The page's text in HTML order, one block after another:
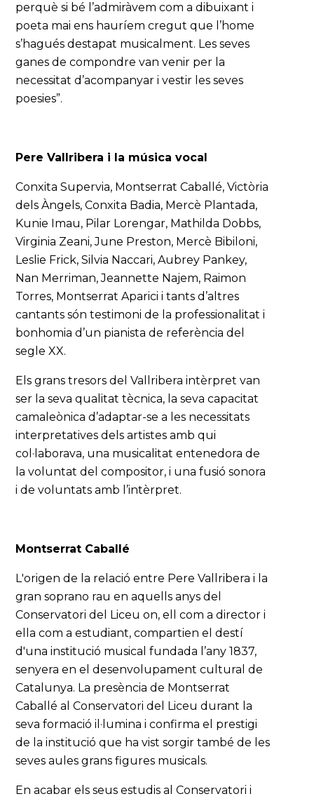
perquè si bé l’admiràvem com a dibuixant i
poeta mai ens hauríem cregut que l’home
s’hagués destapat musicalment. Les seves
ganes de compondre van venir per la
necessitat d’acompanyar i vestir les seves
poesies”.
Pere Vallribera i la música vocal
Conxita Supervia, Montserrat Caballé, Victòria
dels Àngels, Conxita Badia, Mercè Plantada,
Kunie Imau, Pilar Lorengar, Mathilda Dobbs,
Virginia Zeani, June Preston, Mercè Bibiloni,
Leslie Frick, Silvia Naccari, Aubrey Pankey,
Nan Merriman, Jeannette Najem, Raimon
Torres, Montserrat Aparici i tants d’altres
cantants són testimoni de la professionalitat i
bonhomia d’un pianista de referència del
segle XX.
Els grans tresors del Vallribera intèrpret van
ser la seva qualitat tècnica, la seva capacitat
camaleònica d’adaptar-se a les necessitats
interpretatives dels artistes amb qui
col·laborava, una musicalitat entenedora de
la voluntat del compositor, i una fusió sonora
i de voluntats amb l’intèrpret.
Montserrat Caballé
L'origen de la relació entre Pere Vallribera i la
gran soprano rau en aquells anys del
Conservatori del Liceu on, ell com a director i
ella com a estudiant, compartien el destí
d'una institució musical fundada l’any 1837,
senyera en el desenvolupament cultural de
Catalunya. La presència de Montserrat
Caballé al Conservatori del Liceu durant la
seva formació il·lumina i confirma el prestigi
de la institució que ha vist sorgir també de les
seves aules grans figures musicals.
En acabar els seus estudis al Conservatori i